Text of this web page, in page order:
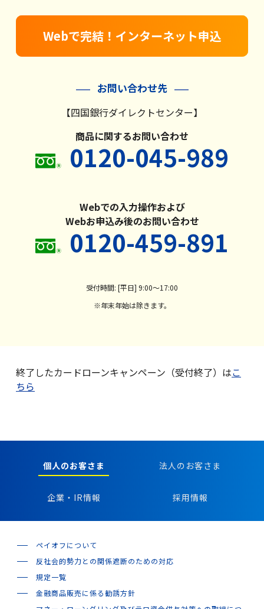
Webで完結！インターネット申込
お問い合わせ先
【四国銀行ダイレクトセンター】
商品に関するお問い合わせ
0120-045-989
Webでの入力操作および
Webお申込み後のお問い合わせ
0120-459-891
受付時間: [平日] 9:00～17:00
※年末年始は除きます。
終了したカードローンキャンペーン（受付終了）はこ
ちら
個人のお客さま 法人のお客さま
企業・IR情報 採用情報
ペイオフについて
反社会的勢力との関係遮断のための対応
規定一覧
金融商品販売に係る勧誘方針